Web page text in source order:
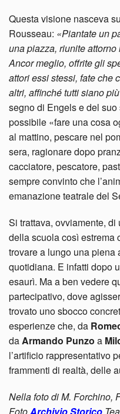
Questa visione nasceva
Rousseau: «Piantate un
una piazza, riunite
Ancor meglio, offrite gli
attori essi stessi, fate che
altri, affinché tutti siano
segno di Engels e del
possibile «fare una cosa
al mattino, pescare nel
sera, ragionare dopo
cacciatore, pescatore,
sempre convinto che
emanazione teatrale del
Si trattava, ovviamente,
della scuola così estrema
trovare a lungo una
quotidiana. E infatti dopo
esaurì. Ma a ben vedere
partecipativo, dove
trovato uno sbocco
esperienze che, da
daArmando Punzo a
l’artificio rappresentativo
frammenti di realtà, delle
Nella foto di M. Forchino,